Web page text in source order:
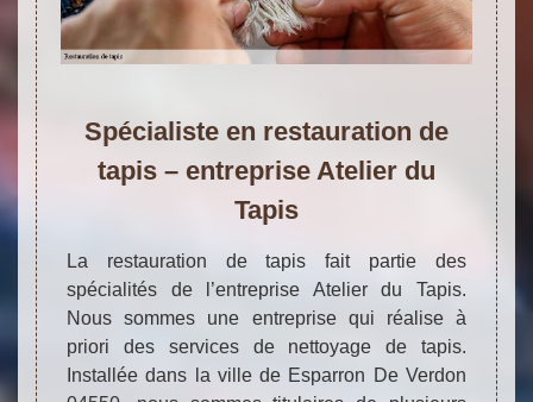
Spécialiste en restauration de
tapis – entreprise Atelier du
Tapis
La restauration de tapis fait partie des
spécialités de l’entreprise Atelier du Tapis.
Nous sommes une entreprise qui réalise à
priori des services de nettoyage de tapis.
Installée dans la ville de Esparron De Verdon